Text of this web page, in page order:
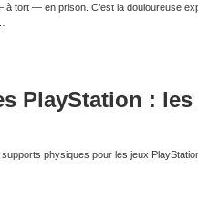
tort — en prison. C’est la douloureuse
PlayStation :
physiques pour les jeux